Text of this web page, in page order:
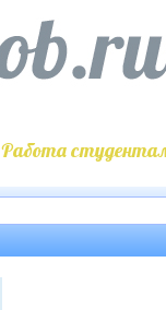
Работа